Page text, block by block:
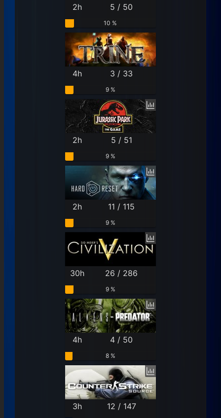
2h 5 / 50
10 %
4h 3 / 33
9 %
2h 5 / 51
9 %
2h 11 / 115
9 %
30h 26 / 286
9 %
4h 4 / 50
8 %
3h 12 / 147